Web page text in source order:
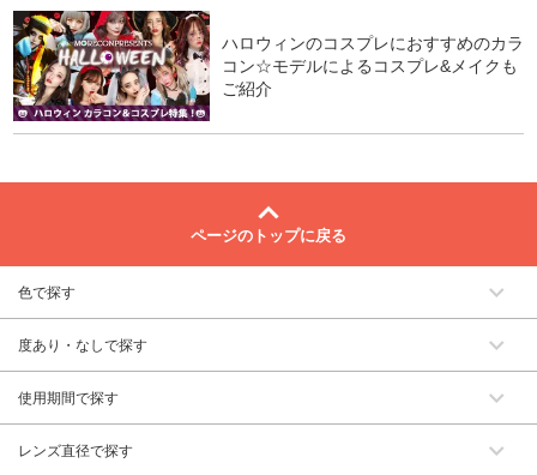
ハロウィンのコスプレにおすすめのカラ
コン☆モデルによるコスプレ&メイクも
ご紹介
ページのトップに戻る
色で探す
度あり・なしで探す
使用期間で探す
レンズ直径で探す